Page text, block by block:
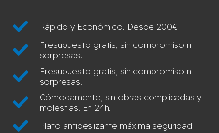
Rápido y Económico. Desde 200€
Presupuesto gratis, sin compromiso ni
sorpresas.
Presupuesto gratis, sin compromiso ni
sorpresas.
Cómodamente, sin obras complicadas y
molestias. En 24h.
Plato antideslizante máxima seguridad